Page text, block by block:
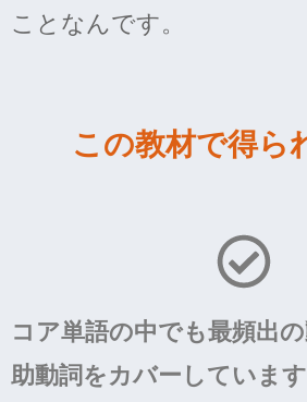
ことなんです。
この教材で得ら
コア単語の中でも最頻出の
助動詞をカバーしています